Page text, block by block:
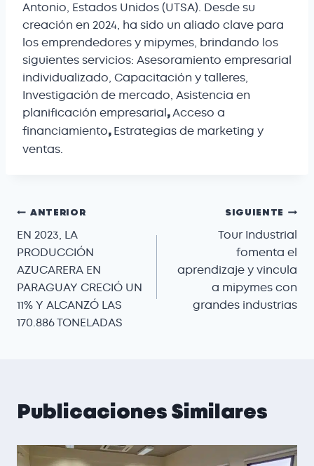
Antonio, Estados Unidos (UTSA). Desde su
creación en 2024, ha sido un aliado clave para
los emprendedores y mipymes, brindando los
siguientes servicios: Asesoramiento empresarial
individualizado, Capacitación y talleres,
Investigación de mercado, Asistencia en
planificación empresarial, Acceso a
financiamiento, Estrategias de marketing y
ventas.
ANTERIOR
EN 2023, LA
PRODUCCIÓN
AZUCARERA EN
PARAGUAY CRECIÓ UN
11% Y ALCANZÓ LAS
170.886 TONELADAS
SIGUIENTE
Tour Industrial
fomenta el
aprendizaje y vincula
a mipymes con
grandes industrias
Publicaciones Similares